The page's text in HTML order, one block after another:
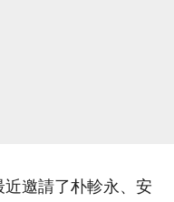
近邀請了朴軫永、安